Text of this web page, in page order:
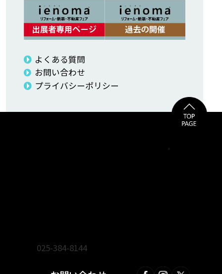
よくある質問
お問い合わせ
プライバシーポリシー
025-384-8144FAX.025-384-8184